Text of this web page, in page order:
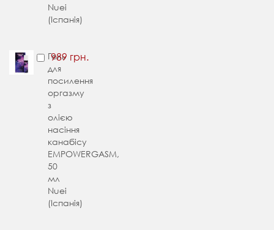
Nuei
(Іспанія)
Гель
для
посилення
оргазму
з
олією
насіння
канабісу
EMPOWERGASM,
50
мл
Nuei
(Іспанія)
989 грн.